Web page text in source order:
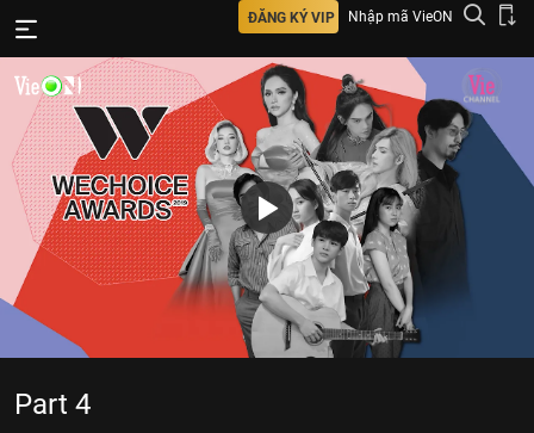
ĐĂNG KÝ VIP Nhập mã VieON
Part 4